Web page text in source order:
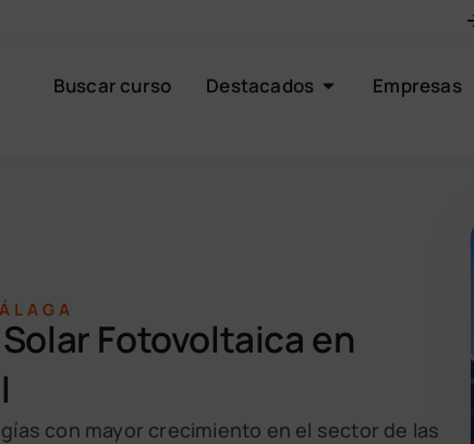
Buscar curso Destacados Empresas
Fotovoltaica en
con mayor crecimiento en el sector de las